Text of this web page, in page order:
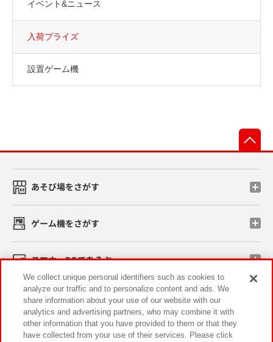
イベント&ニュース
入荷プライズ
設置ゲーム機
あそび場をさがす
ゲーム機をさがす
スマホ・PCであそぶ
イベント・キャンペーン
We collect unique personal identifiers such as cookies to
analyze our traffic and to personalize content and ads. We
share information about your use of our website with our
analytics and advertising partners, who may combine it with
other information that you have provided to them or that they
have collected from your use of their services. Please click